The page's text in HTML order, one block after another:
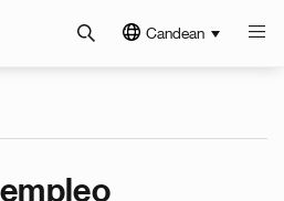
Candean